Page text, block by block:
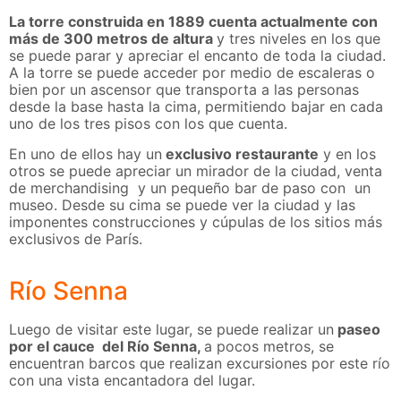
La torre construida en 1889 cuenta actualmente con
más de 300 metros de altura y tres niveles en los que
se puede parar y apreciar el encanto de toda la ciudad.
A la torre se puede acceder por medio de escaleras o
bien por un ascensor que transporta a las personas
desde la base hasta la cima, permitiendo bajar en cada
uno de los tres pisos con los que cuenta.
En uno de ellos hay un exclusivo restaurante y en los
otros se puede apreciar un mirador de la ciudad, venta
de merchandising y un pequeño bar de paso con un
museo. Desde su cima se puede ver la ciudad y las
imponentes construcciones y cúpulas de los sitios más
exclusivos de París.
Río Senna
Luego de visitar este lugar, se puede realizar un paseo
por el cauce del Río Senna, a pocos metros, se
encuentran barcos que realizan excursiones por este río
con una vista encantadora del lugar.